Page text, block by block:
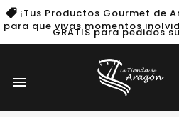
¡Tus Productos Gourmet de
para que vivas momentos
GRATIS para pedidos
